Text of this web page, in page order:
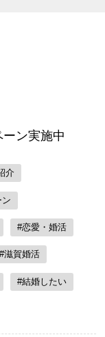
ン実施中
介
#恋愛・婚活
#滋賀婚活
#結婚したい